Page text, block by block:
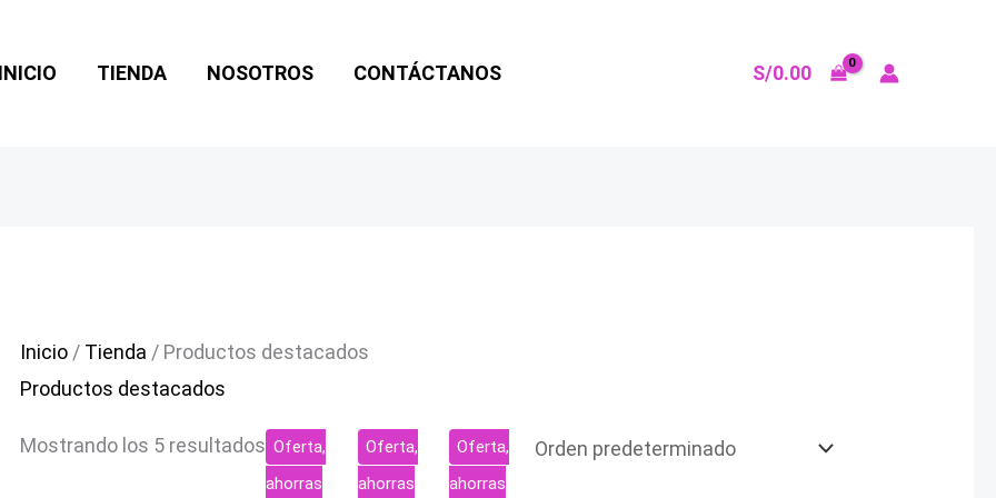
INICIO TIENDA NOSOTROS CONTÁCTANOS S/0.00
Inicio / Tienda / Productos destacados
Productos destacados
Mostrando los 5 resultados Oferta,
ahorras
El
precio
original
El
precio
actual
Oferta,
ahorras
El
precio
original
El
precio
actual
Oferta,
ahorras
El
precio
original
El
precio
actual